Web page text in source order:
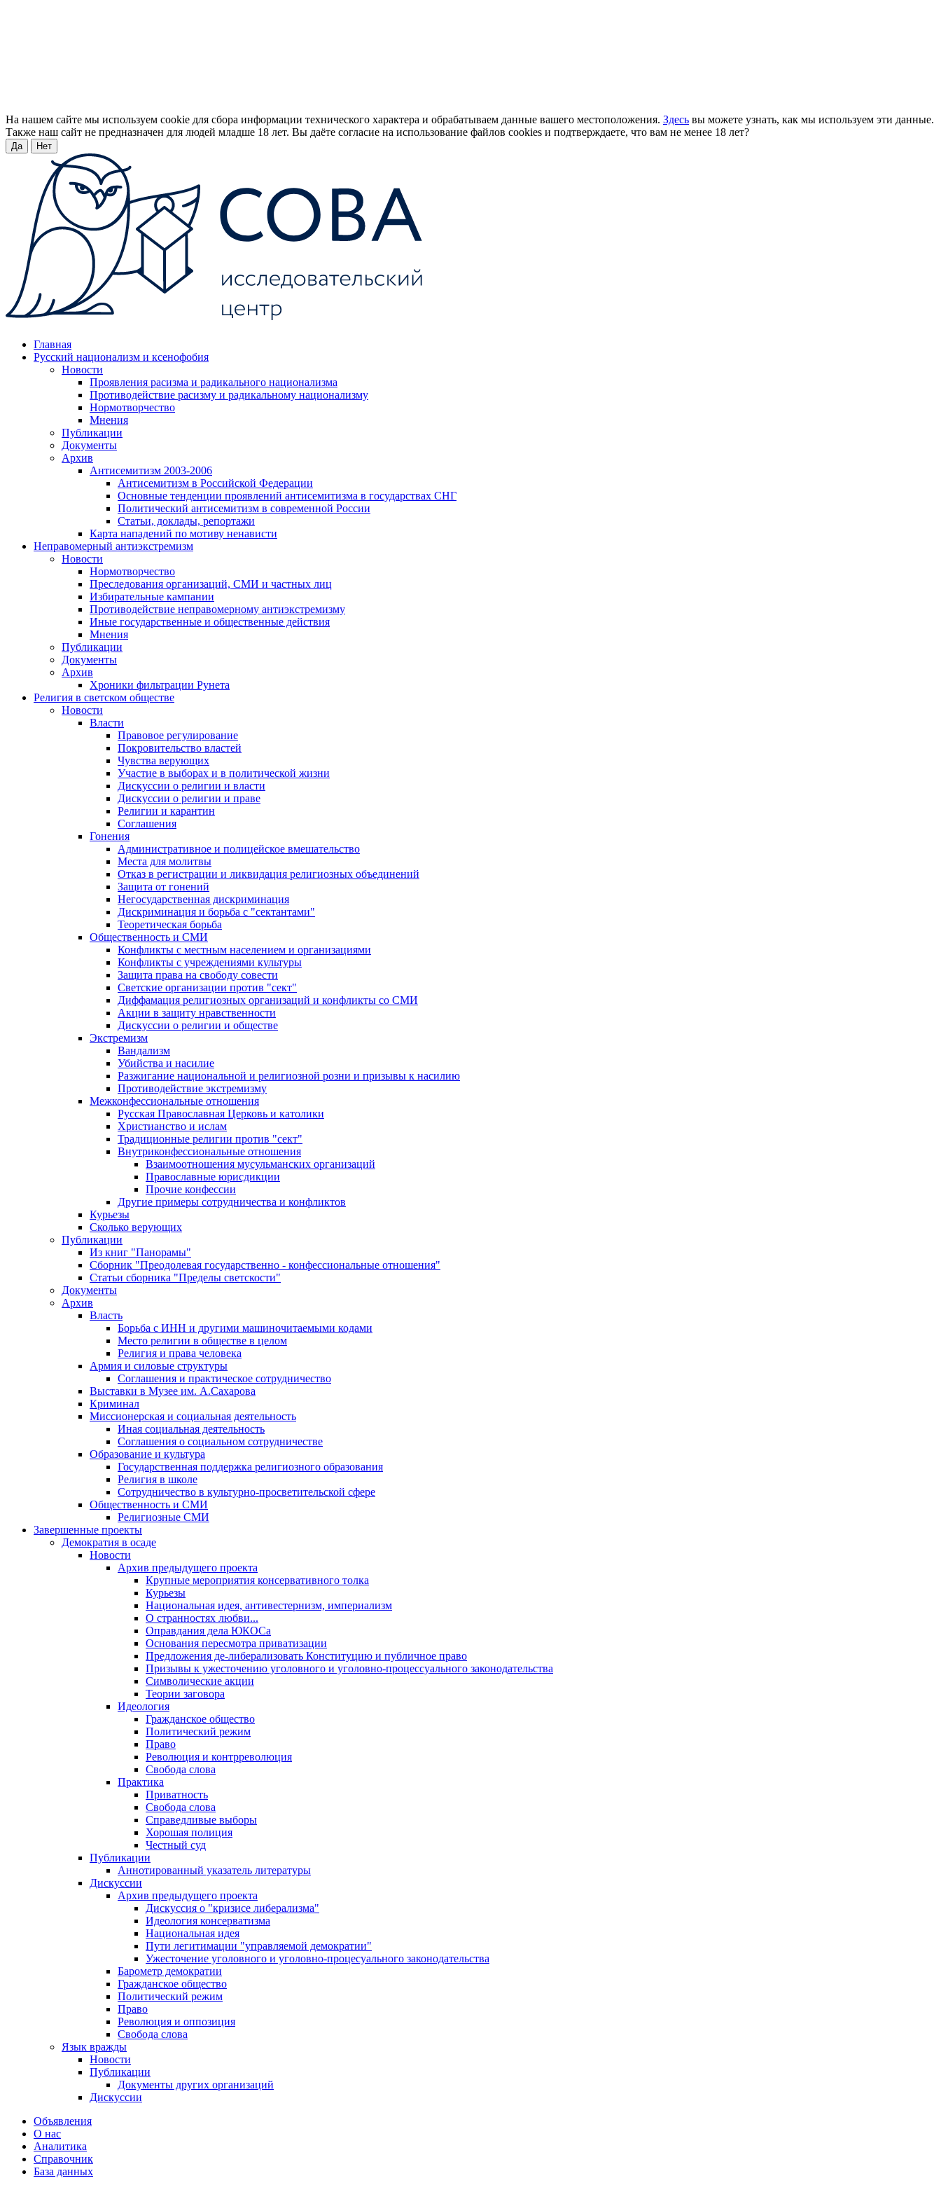
На нашем сайте мы используем cookie для сбора информации технического характера и обрабатываем данные вашего местоположения. Здесь вы можете узнать, как мы используем эти данные.
Также наш сайт не предназначен для людей младше 18 лет. Вы даёте согласие на использование файлов cookies и подтверждаете, что вам не менее 18 лет?
Да Нет
Главная
Русский национализм и ксенофобия
Новости
Проявления расизма и радикального национализма
Противодействие расизму и радикальному национализму
Нормотворчество
Мнения
Публикации
Документы
Архив
Антисемитизм 2003-2006
Антисемитизм в Российской Федерации
Основные тенденции проявлений антисемитизма в государствах СНГ
Политический антисемитизм в современной России
Статьи, доклады, репортажи
Карта нападений по мотиву ненависти
Неправомерный антиэкстремизм
Новости
Нормотворчество
Преследования организаций, СМИ и частных лиц
Избирательные кампании
Противодействие неправомерному антиэкстремизму
Иные государственные и общественные действия
Мнения
Публикации
Документы
Архив
Хроники фильтрации Рунета
Религия в светском обществе
Новости
Власти
Правовое регулирование
Покровительство властей
Чувства верующих
Участие в выборах и в политической жизни
Дискуссии о религии и власти
Дискуссии о религии и праве
Религии и карантин
Соглашения
Гонения
Административное и полицейское вмешательство
Места для молитвы
Отказ в регистрации и ликвидация религиозных объединений
Защита от гонений
Негосударственная дискриминация
Дискриминация и борьба с "сектантами"
Теоретическая борьба
Общественность и СМИ
Конфликты с местным населением и организациями
Конфликты с учреждениями культуры
Защита права на свободу совести
Светские организации против "сект"
Диффамация религиозных организаций и конфликты со СМИ
Акции в защиту нравственности
Дискуссии о религии и обществе
Экстремизм
Вандализм
Убийства и насилие
Разжигание национальной и религиозной розни и призывы к насилию
Противодействие экстремизму
Межконфессиональные отношения
Русская Православная Церковь и католики
Христианство и ислам
Традиционные религии против "сект"
Внутриконфессиональные отношения
Взаимоотношения мусульманских организаций
Православные юрисдикции
Прочие конфессии
Другие примеры сотрудничества и конфликтов
Курьезы
Сколько верующих
Публикации
Из книг "Панорамы"
Сборник "Преодолевая государственно - конфессиональные отношения"
Статьи сборника "Пределы светскости"
Документы
Архив
Власть
Борьба с ИНН и другими машиночитаемыми кодами
Место религии в обществе в целом
Религия и права человека
Армия и силовые структуры
Соглашения и практическое сотрудничество
Выставки в Музее им. А.Сахарова
Криминал
Миссионерская и социальная деятельность
Иная социальная деятельность
Соглашения о социальном сотрудничестве
Образование и культура
Государственная поддержка религиозного образования
Религия в школе
Сотрудничество в культурно-просветительской сфере
Общественность и СМИ
Религиозные СМИ
Завершенные проекты
Демократия в осаде
Новости
Архив предыдущего проекта
Крупные мероприятия консервативного толка
Курьезы
Национальная идея, антивестернизм, империализм
О странностях любви...
Оправдания дела ЮКОСа
Основания пересмотра приватизации
Предложения де-либерализовать Конституцию и публичное право
Призывы к ужесточению уголовного и уголовно-процессуального законодательства
Символические акции
Теории заговора
Идеология
Гражданское общество
Политический режим
Право
Революция и контрреволюция
Свобода слова
Практика
Приватность
Свобода слова
Справедливые выборы
Хорошая полиция
Честный суд
Публикации
Аннотированный указатель литературы
Дискуссии
Архив предыдущего проекта
Дискуссия о "кризисе либерализма"
Идеология консерватизма
Национальная идея
Пути легитимации "управляемой демократии"
Ужесточение уголовного и уголовно-процесуального законодательства
Барометр демократии
Гражданское общество
Политический режим
Право
Революция и оппозиция
Свобода слова
Язык вражды
Новости
Публикации
Документы других организаций
Дискуссии
Объявления
О нас
Аналитика
Справочник
База данных